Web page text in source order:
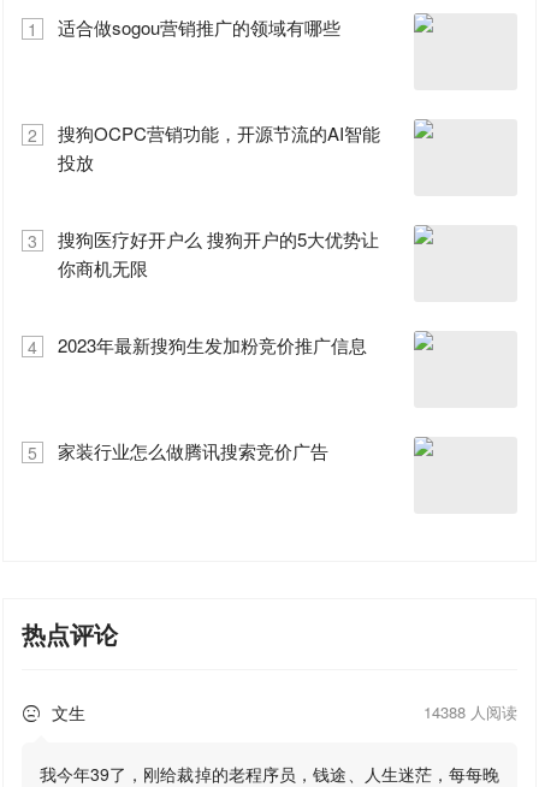
1 适合做sogou营销推广的领域有哪些
2
搜狗OCPC营销功能，开源节流的AI智能
投放
3
搜狗医疗好开户么 搜狗开户的5大优势让
你商机无限
4 2023年最新搜狗生发加粉竞价推广信息
5 家装行业怎么做腾讯搜索竞价广告
热点评论
 文生 14388 人阅读
我今年39了，刚给裁掉的老程序员，钱途、人生迷茫，每每晚